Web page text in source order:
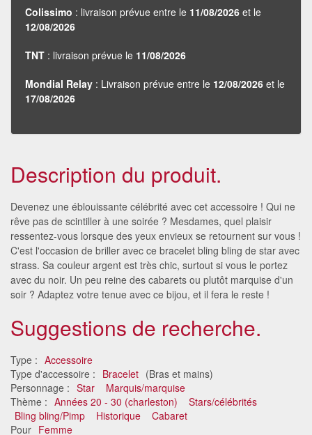
Colissimo : livraison prévue entre le 11/08/2026 et le
12/08/2026
TNT : livraison prévue le 11/08/2026
Mondial Relay : Livraison prévue entre le 12/08/2026 et le
17/08/2026
Description du produit.
Devenez une éblouissante célébrité avec cet accessoire ! Qui ne
rêve pas de scintiller à une soirée ? Mesdames, quel plaisir
ressentez-vous lorsque des yeux envieux se retournent sur vous !
C'est l'occasion de briller avec ce bracelet bling bling de star avec
strass. Sa couleur argent est très chic, surtout si vous le portez
avec du noir. Un peu reine des cabarets ou plutôt marquise d'un
soir ? Adaptez votre tenue avec ce bijou, et il fera le reste !
Suggestions de recherche.
Type : Accessoire
Type d'accessoire : Bracelet (Bras et mains)
Personnage : Star
Marquis/marquise
Thème : Années 20 - 30 (charleston)
Stars/célébrités
Bling bling/Pimp
Historique
Cabaret
Pour Femme